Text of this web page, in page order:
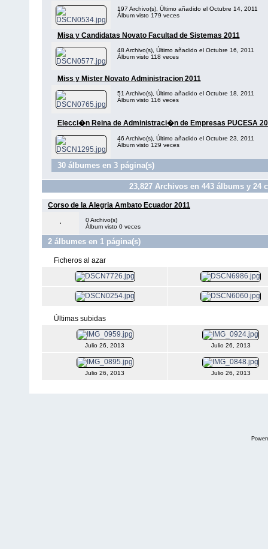
197 Archivo(s), Último añadido el Octubre 14, 2011
Álbum visto 179 veces
Misa y Candidatas Novato Facultad de Sistemas 2011
48 Archivo(s), Último añadido el Octubre 16, 2011
Álbum visto 118 veces
Miss y Mister Novato Administracion 2011
51 Archivo(s), Último añadido el Octubre 18, 2011
Álbum visto 116 veces
Elecci�n Reina de Administraci�n de Empresas PUCESA
46 Archivo(s), Último añadido el Octubre 23, 2011
Álbum visto 129 veces
30 álbumes en 3 página(s)
23,827Archivos en 443álbums y 24
Corso de la Alegria Ambato Ecuador 2011
0 Archivo(s)
Álbum visto 0 veces
2 álbumes en 1 página(s)
Ficheros al azar
Últimas subidas
Julio 26, 2013 Julio 26, 2013
Julio 26, 2013 Julio 26, 2013